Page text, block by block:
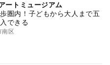
ートミュージアム
圏内！子どもから大人まで五
できる
南区